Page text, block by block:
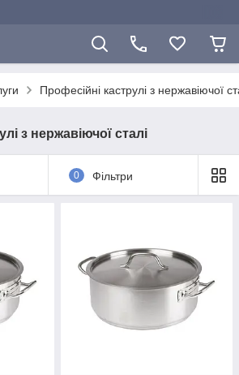
Професійні каструлі з нержавіючої
з нержавіючої сталі
0 Фільтри